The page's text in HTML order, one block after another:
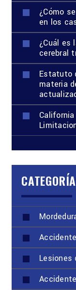
¿Cómo
en los
¿Cuál es
cerebral
Estatuto
materia
Lesiones